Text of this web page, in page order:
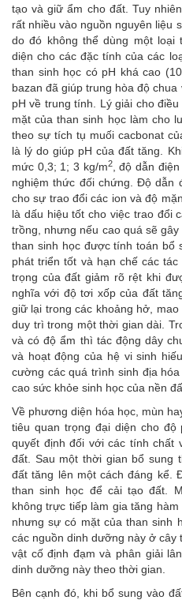
tạo và giữ ẩm cho đất. Tuy
rất nhiều vào nguồn nguyên liệu
do đó không thể dùng một loại
diện cho các đặc tính của các
than sinh học có pH khá cao
bazan đã giúp trung hòa độ
pH về trung tính. Lý giải cho
mặt của than sinh học làm cho
theo sự tích tụ muối cacbonat
là lý do giúp pH của đất tăng.
mức 0,3; 1; 3 kg/m2, độ dẫn
nghiệm thức đối chứng. Độ dẫn
cho sự trao đổi các ion và độ
là dấu hiệu tốt cho việc trao đổi
trồng, nhưng nếu cao quá sẽ
than sinh học được tính toán bổ
phát triển tốt và hạn chế các
trọng của đất giảm rõ rệt khi
nghĩa với độ tơi xốp của đất
giữ lại trong các khoảng hở,
duy trì trong một thời gian dài.
và có độ ẩm thì tác động dây
và hoạt động của hệ vi sinh
cường các quá trình sinh địa
cao sức khỏe sinh học của nền
Về phương diện hóa học, mùn
tiêu quan trọng đại diện cho
quyết định đối với các tính chất
đất. Sau một thời gian bổ sung
đất tăng lên một cách đáng kể.
than sinh học để cải tạo đất.
không trực tiếp làm gia tăng
nhưng sự có mặt của than sinh
các nguồn dinh dưỡng này ở cây
vật cố định đạm và phân giải
dinh dưỡng này theo thời gian.
Bên cạnh đó, khi bổ sung vào